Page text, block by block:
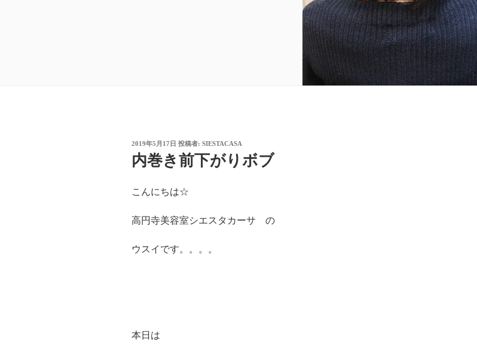
投
日:
2019年5月17日 投稿者: SIESTACASA
内巻き前下がりボブ
こんにちは☆
高円寺美容室シエスタカーサ の
ウスイです。。。。
本日は